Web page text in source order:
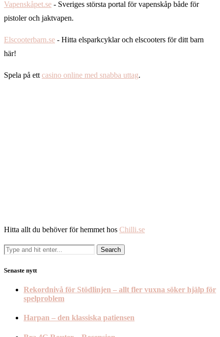
Vapenskåpet.se - Sveriges största portal för vapenskåp både för
pistoler och jaktvapen.
Elscooterbarn.se - Hitta elsparkcyklar och elscooters för ditt barn
här!
Spela på ett casino online med snabba uttag.
Hitta allt du behöver för hemmet hos Chilli.se
Senaste nytt
Rekordnivå för Stödlinjen – allt fler vuxna söker hjälp för
spelproblem
Harpan – den klassiska patiensen